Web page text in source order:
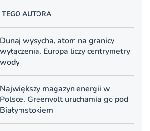
TEGO AUTORA
Dunaj wysycha, atom na granicy
wyłączenia. Europa liczy centrymetry
wody
Największy magazyn energii w
Polsce. Greenvolt uruchamia go pod
Białymstokiem